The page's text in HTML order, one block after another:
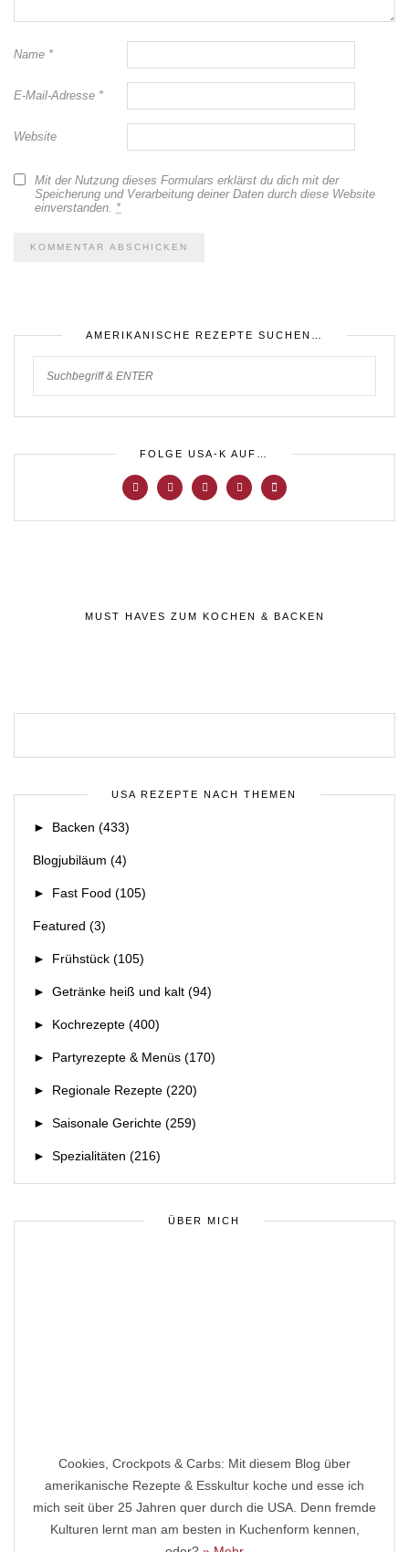
Name *
E-Mail-Adresse *
Website
Mit der Nutzung dieses Formulars erklärst du dich mit der
Speicherung und Verarbeitung deiner Daten durch diese Website
einverstanden. *
AMERIKANISCHE REZEPTE SUCHEN…
FOLGE USA-K AUF…
MUST HAVES ZUM KOCHEN & BACKEN
USA REZEPTE NACH THEMEN
► Backen (433)
Blogjubiläum (4)
► Fast Food (105)
Featured (3)
► Frühstück (105)
► Getränke heiß und kalt (94)
► Kochrezepte (400)
► Partyrezepte & Menüs (170)
► Regionale Rezepte (220)
► Saisonale Gerichte (259)
► Spezialitäten (216)
ÜBER MICH
Cookies, Crockpots & Carbs: Mit diesem Blog über
amerikanische Rezepte & Esskultur koche und esse ich
mich seit über 25 Jahren quer durch die USA. Denn fremde
Kulturen lernt man am besten in Kuchenform kennen,